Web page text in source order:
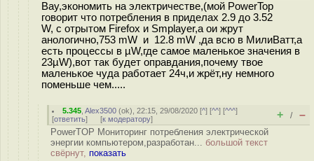
Вау,экономить на электричестве,(мой PowerTop
говорит что потребления в приделах 2.9 до 3.52
W, с отрытом Firefox и Smplayer,а ои жрут
анологично,753 mW и 12.8 mW ,да всю в МилиВатт,а
есть процессы в µW,где самое маленькое значения в
23µW),вот так будет оправдания,почему твое
маленькое чуда работает 24ч,и жрёт,ну немного
поменьше чем.....
5.345 ,Alex3500 (ok), 22:15, 29/08/2020 [^] [^^] [^^^]
[ответить] [к модератору] + / –
PowerTOP Мониторинг потребления электрической
энергии компьютером,разработан... большой текст
свёрнут, показать